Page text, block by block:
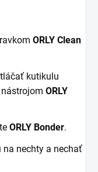
ORLY Clean
kutikulu
ORLY
ORLY Bonder.
na nechty a nechať